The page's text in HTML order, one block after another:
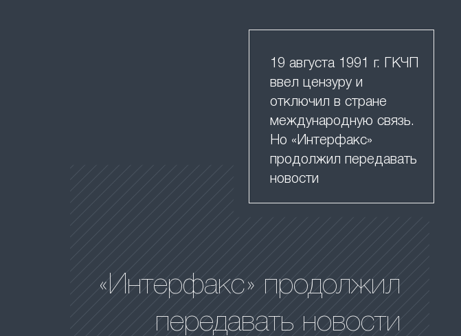
19 августа 1991 г. ГКЧП
ввел цензуру и
отключил в стране
международную связь.
Но «Интерфакс»
продолжил передавать
новости
«Интерфакс» продолжил
передавать новости